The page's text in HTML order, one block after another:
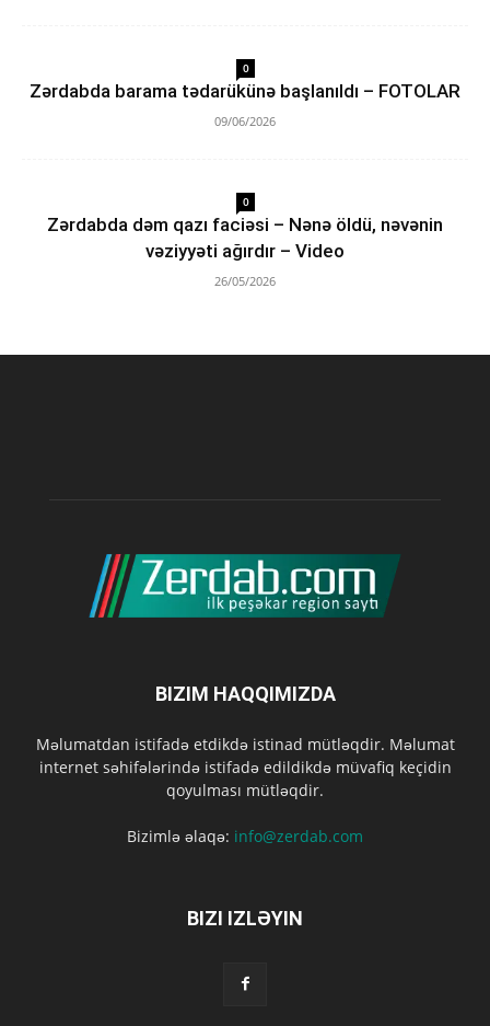
0
Zərdabda barama tədarükünə başlanıldı – FOTOLAR
09/06/2026
0
Zərdabda dəm qazı faciəsi – Nənə öldü, nəvənin
vəziyyəti ağırdır – Video
26/05/2026
BIZIM HAQQIMIZDA
Məlumatdan istifadə etdikdə istinad mütləqdir. Məlumat
internet səhifələrində istifadə edildikdə müvafiq keçidin
qoyulması mütləqdir.
Bizimlə əlaqə: info@zerdab.com
BIZI IZLƏYIN